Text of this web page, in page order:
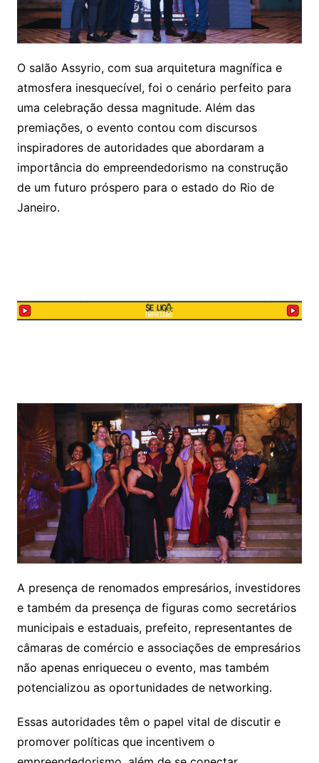
O salão Assyrio, com sua arquitetura magnífica e
atmosfera inesquecível, foi o cenário perfeito para
uma celebração dessa magnitude. Além das
premiações, o evento contou com discursos
inspiradores de autoridades que abordaram a
importância do empreendedorismo na construção
de um futuro próspero para o estado do Rio de
Janeiro.
A presença de renomados empresários, investidores
e também da presença de figuras como secretários
municipais e estaduais, prefeito, representantes de
câmaras de comércio e associações de empresários
não apenas enriqueceu o evento, mas também
potencializou as oportunidades de networking.
Essas autoridades têm o papel vital de discutir e
promover políticas que incentivem o